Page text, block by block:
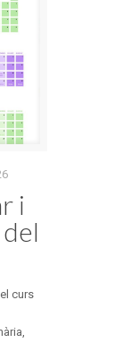
i
curs